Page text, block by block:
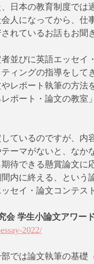
日本の教育制度では
人になってから、仕
れているお話もお聞
並びに英語エッセイ
ィングの指導をして
レポート執筆の方法
ポート・論文の教室
ているのですが、内
ーマがないと、なか
待できる懸賞論文に
内に終える、という
セイ・論文コンテス
学生小論文アワー
2022/
では論文執筆の基礎